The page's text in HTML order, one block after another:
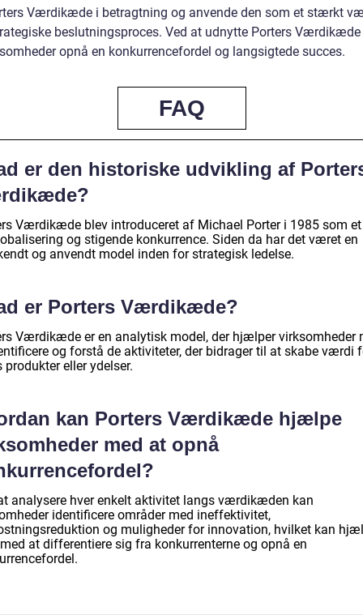
Værdikæde i betragtning og anvende den som et stærkt
beslutningsproces. Ved at udnytte Porters
opnå en konkurrencefordel og langsigtede succes.
FAQ
er den historiske udvikling af
Værdikæde blev introduceret af Michael Porter i 1985 som
og stigende konkurrence. Siden da har det været en
og anvendt model inden for strategisk ledelse.
er Porters Værdikæde?
Værdikæde er en analytisk model, der hjælper virksomheder
og forstå de aktiviteter, der bidrager til at skabe værdi
produkter eller ydelser.
kan Porters Værdikæde hjælpe
med at opnå
analysere hver enkelt aktivitet langs værdikæden kan
identificere områder med ineffektivitet,
og muligheder for innovation, hvilket kan
at differentiere sig fra konkurrenterne og opnå en